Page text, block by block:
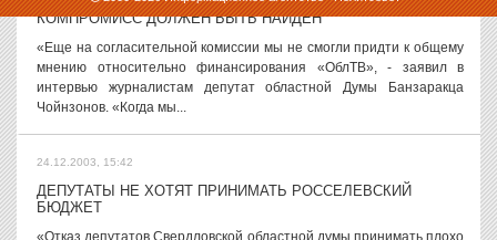
КОМПРОМИСС ДОЛЖЕН БЫТЬ НАЙДЕН
«Еще на согласительной комиссии мы не смогли придти к общему
мнению относительно финансирования «ОблТВ», - заявил в
интервью журналистам депутат областной Думы Банзаракца
Чойнзонов. «Когда мы...
24.12.2003, 15:42
ДЕПУТАТЫ НЕ ХОТЯТ ПРИНИМАТЬ РОССЕЛЕВСКИЙ
БЮДЖЕТ
«Отказ депутатов Свердловской областной думы принимать плохо